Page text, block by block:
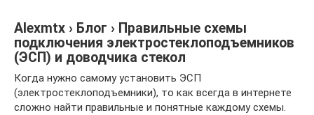
Alexmtx › Блог › Правильные схемы
подключения электростеклоподъемников
(ЭСП) и доводчика стекол
Когда нужно самому установить ЭСП
(электростеклоподъемники), то как всегда в интернете
сложно найти правильные и понятные каждому схемы.